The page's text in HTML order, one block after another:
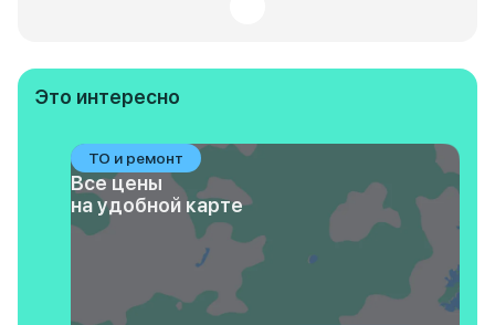
Это интересно
ТО и ремонт
Все цены
на удобной карте